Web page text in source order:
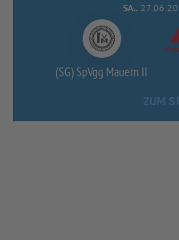
SA..
(SG) SpVgg Mauern II